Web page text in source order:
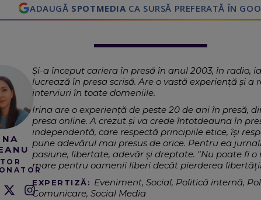
ADAUGĂ SPOTMEDIA CA SURSĂ PREFERATĂ ÎN
Și-a început cariera în presă în anul 2003, în radio,
lucrează în presa scrisă. Are o vastă experiență și a
interviuri în toate domeniile.
Irina are o experiență de peste 20 de ani în presă,
presa online. A crezut și va crede întotdeauna în
independentă, care respectă principiile etice, își
pune adevărul mai presus de orice. Pentru ea
pasiune, libertate, adevăr și dreptate. "Nu poate fi o
mare pentru oamenii liberi decât pierderea
EXPERTIZĂ: Eveniment, Social, Politică internă,
Comunicare, Social Media